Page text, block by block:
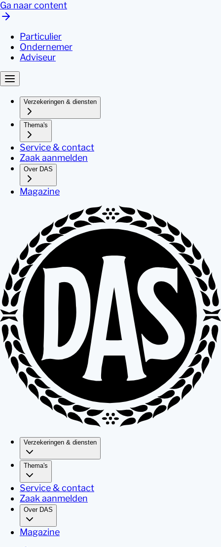
Ga naar content
Particulier
Ondernemer
Adviseur
Verzekeringen & diensten
Thema's
Service & contact
Zaak aanmelden
Over DAS
Magazine
Verzekeringen & diensten
Thema's
Service & contact
Zaak aanmelden
Over DAS
Magazine